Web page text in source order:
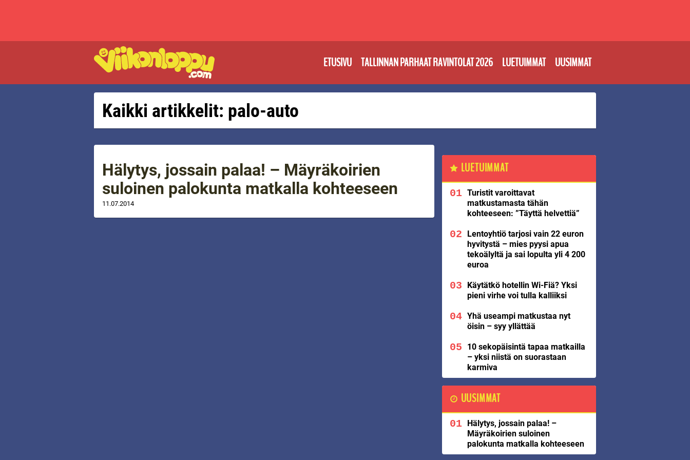
ETUSIVU TALLINNAN PARHAAT RAVINTOLAT 2026 LUETUIMMAT UUSIMMAT
Kaikki artikkelit: palo-auto
Hälytys, jossain palaa! – Mäyräkoirien
suloinen palokunta matkalla kohteeseen
11.07.2014
LUETUIMMAT
Turistit varoittavat
matkustamasta tähän
kohteeseen: ”Täyttä helvettiä”
Lentoyhtiö tarjosi vain 22 euron
hyvitystä – mies pyysi apua
tekoälyltä ja sai lopulta yli 4 200
euroa
Käytätkö hotellin Wi-Fiä? Yksi
pieni virhe voi tulla kalliiksi
Yhä useampi matkustaa nyt
öisin – syy yllättää
10 sekopäisintä tapaa matkailla
– yksi niistä on suorastaan
karmiva
UUSIMMAT
Hälytys, jossain palaa! –
Mäyräkoirien suloinen
palokunta matkalla kohteeseen